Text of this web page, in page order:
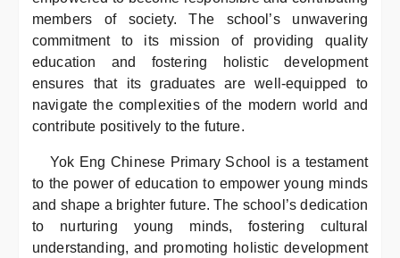
members of society. The school’s unwavering
commitment to its mission of providing quality
education and fostering holistic development
ensures that its graduates are well-equipped to
navigate the complexities of the modern world and
contribute positively to the future.
Yok Eng Chinese Primary School is a testament
to the power of education to empower young minds
and shape a brighter future. The school’s dedication
to nurturing young minds, fostering cultural
understanding, and promoting holistic development